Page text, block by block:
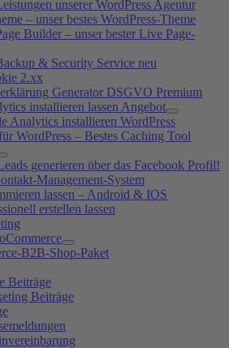
unserer WordPress Agentur
– unser bestes WordPress-Theme
Builder – unser bester Live Page-
& Security Service neu
2.xx
Generator DSGVO Premium
installieren lassen Angebot
Analytics installieren WordPress
WordPress – Bestes Caching Tool
generieren über das Facebook Profil!
Management-System
lassen – Android & IOS
erstellen lassen
B2B-Shop-Paket
Beiträge
Beiträge